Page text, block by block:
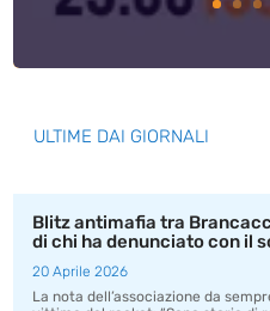
ULTIME DAI GIORNALI
Blitz antimafia tra
di chi ha denunciato con il
20 Aprile 2026
La nota dell’associazione da